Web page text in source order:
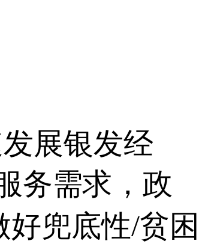
展银发经
务需求，政
兜底性/贫困